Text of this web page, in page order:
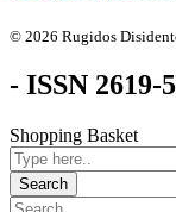
© 2026 Rugidos
- ISSN 2619-
Shopping Basket